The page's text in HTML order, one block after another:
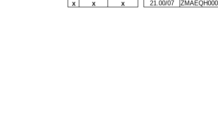
X X X 21.00/07 ZMAEQH000